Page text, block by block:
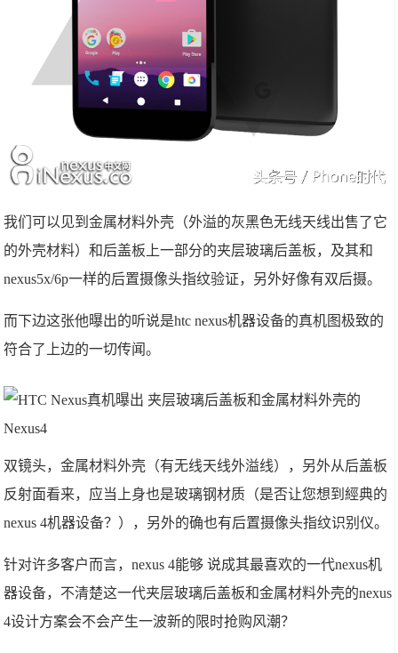
我们可以见到金属材料外壳（外溢的灰黑色无线天线出售了它
的外壳材料）和后盖板上一部分的夹层玻璃后盖板，及其和
nexus5x/6p一样的后置摄像头指纹验证，另外好像有双后摄。
而下边这张他曝出的听说是htc nexus机器设备的真机图极致的
符合了上边的一切传闻。
双镜头，金属材料外壳（有无线天线外溢线），另外从后盖板
反射面看来，应当上身也是玻璃钢材质（是否让您想到經典的
nexus 4机器设备？），另外的确也有后置摄像头指纹识别仪。
针对许多客户而言，nexus 4能够 说成其最喜欢的一代nexus机
器设备，不清楚这一代夹层玻璃后盖板和金属材料外壳的nexus
4设计方案会不会产生一波新的限时抢购风潮？